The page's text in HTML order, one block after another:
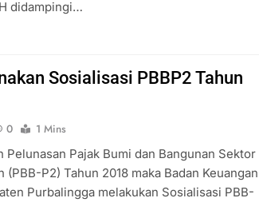
didampingi…
Sosialisasi PBBP2 Tahun
0
1 Mins
Pelunasan Pajak Bumi dan Bangunan Sektor
(PBB-P2) Tahun 2018 maka Badan Keuangan
Purbalingga melakukan Sosialisasi PBB-